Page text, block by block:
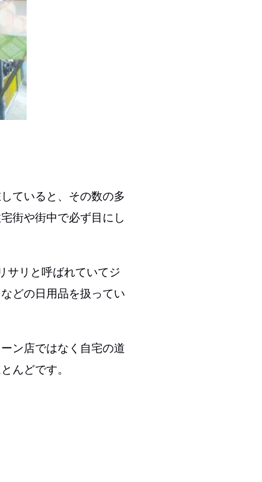
ていると、その数の多
街や街中で必ず目にし
サリと呼ばれていてジ
どの日用品を扱ってい
ン店ではなく自宅の道
んどです。